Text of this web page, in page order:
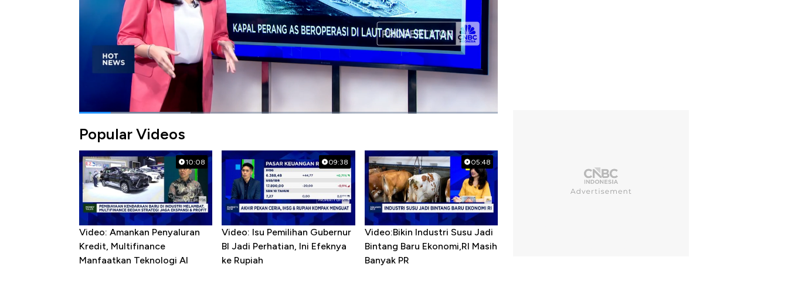
#kapal perang #as #laut china selatan #emas
Popular Videos
10:08
Video: Amankan Penyaluran
Kredit, Multifinance
Manfaatkan Teknologi AI
09:38
Video: Isu Pemilihan Gubernur
BI Jadi Perhatian, Ini Efeknya
ke Rupiah
05:48
Video:Bikin Industri Susu Jadi
Bintang Baru Ekonomi,RI Masih
Banyak PR